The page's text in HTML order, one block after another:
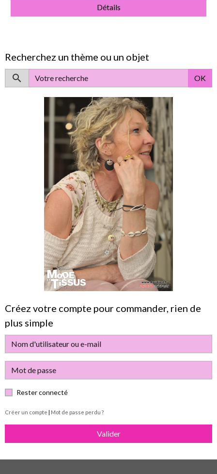
Détails
Recherchez un thème ou un objet
OK
Créez votre compte pour commander, rien de
plus simple
Rester connecté
Créer un compte | Mot de passe perdu ?
Valider